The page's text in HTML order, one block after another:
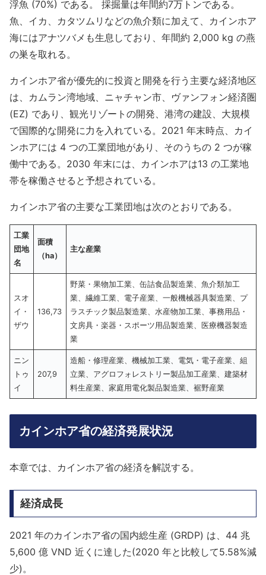
浮魚 (70%) である。 採掘量は年間約7万トンである。
魚、イカ、カタツムリなどの魚介類に加えて、カインホア
海にはアナツバメも生息しており、年間約 2,000 kg の燕
の巣を取れる。
カインホア省が優先的に投資と開発を行う主要な経済地区
は、カムラン湾地域、ニャチャン市、ヴァンフォン経済圏
(EZ) であり、観光リゾートの開発、港湾の建設、大規模
で国際的な開発に力を入れている。2021 年末時点、カイ
ンホアには 4 つの工業団地があり、そのうちの 2 つが稼
働中である。2030 年末には、カインホアは13 の工業地
帯を稼働させると予想されている。
カインホア省の主要な工業団地は次のとおりである。
工業
団地
名
面積
（ha）
主な産業
スオ
イ・
ザウ
136,73
野菜・果物加工業、缶詰食品製造業、魚介類加工
業、繊維工業、電子産業、一般機械器具製造業、プ
ラスチック製品製造業、水産物加工業、事務用品・
文房具・楽器・スポーツ用品製造業、医療機器製造
業
ニン
トゥ
イ
207,9
造船・修理産業、機械加工業、電気・電子産業、組
立業、アグロフォレストリー製品加工産業、建築材
料生産業、家庭用電化製品製造業、裾野産業
カインホア省の経済発展状況
本章では、カインホア省の経済を解説する。
経済成長
2021 年のカインホア省の国内総生産 (GRDP) は、44 兆
5,600 億 VND 近くに達した(2020 年と比較して5.58%減
少)。